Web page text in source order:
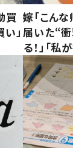
買
」
嫁「こん
届いた“
る！」「私